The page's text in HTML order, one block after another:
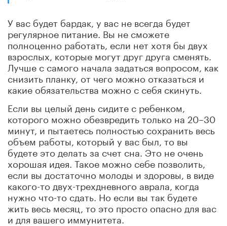
У вас будет бардак, у вас не всегда будет
регулярное питание. Вы не сможете
полноценно работать, если нет хотя бы двух
взрослых, которые могут друг друга сменять.
Лучше с самого начала задаться вопросом, как
снизить планку, от чего можно отказаться и
какие обязательства можно с себя скинуть.
Если вы целый день сидите с ребенком,
которого можно обезвредить только на 20–30
минут, и пытаетесь полностью сохранить весь
объем работы, который у вас был, то вы
будете это делать за счет сна. Это не очень
хорошая идея. Такое можно себе позволить,
если вы достаточно молоды и здоровы, в виде
какого-то двух-трехдневного аврала, когда
нужно что-то сдать. Но если вы так будете
жить весь месяц, то это просто опасно для вас
и для вашего иммунитета.